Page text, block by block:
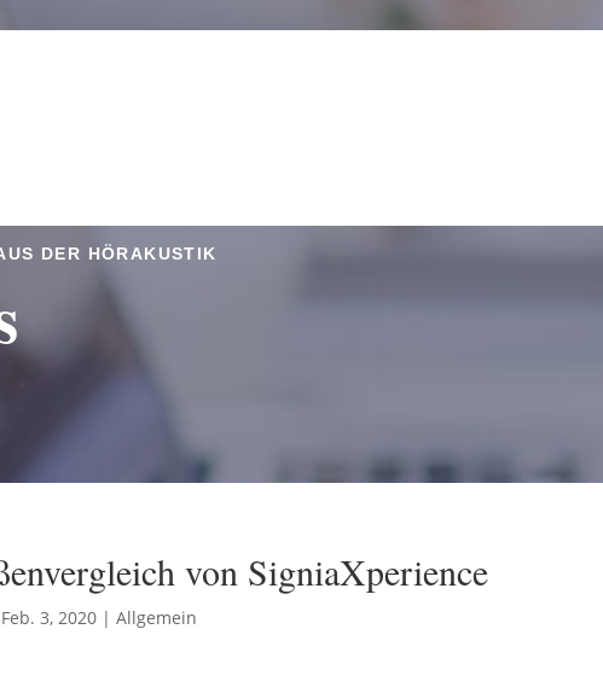
DER HÖRAKUSTIK
von SigniaXperience
Feb. 3, 2020 |Allgemein